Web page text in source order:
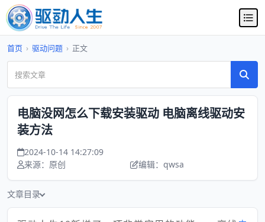
首页 › 驱动问题 › 正文
电脑没网怎么下载安装驱动 电脑离线驱动安
装方法
2024-10-14 14:27:09
来源：原创
编辑：qwsa
文章目录